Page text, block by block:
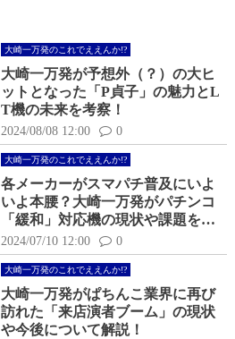
大崎一万発のこれでええんか!?
大崎一万発が予想外（？）の大ヒ
ットとなった「P貞子」の魅力とL
T機の未来を考察！
2024/08/08 12:00 0
大崎一万発のこれでええんか!?
各メーカーがスマパチ普及にいよ
いよ本腰？大崎一万発がパチンコ
「緩和」対応機の現状や課題を解
説！
2024/07/10 12:00 0
大崎一万発のこれでええんか!?
大崎一万発がぱちんこ業界に再び
訪れた「来店演者ブーム」の現状
や今後について解説！